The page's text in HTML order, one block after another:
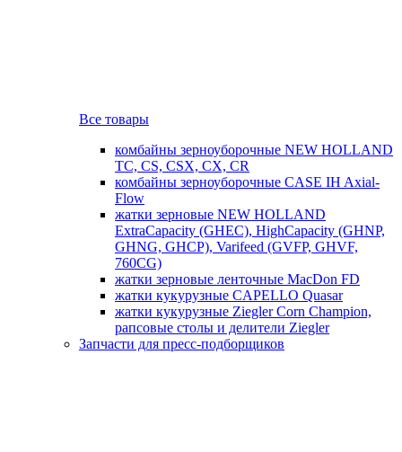
Все товары
комбайны зерноуборочные NEW HOLLAND
TC, CS, CSX, CX, CR
комбайны зерноуборочные CASE IH Axial-
Flow
жатки зерновые NEW HOLLAND
ExtraCapacity (GHEC), HighCapacity (GHNP,
GHNG, GHCP), Varifeed (GVFP, GHVF,
760CG)
жатки зерновые ленточные MacDon FD
жатки кукурузные CAPELLO Quasar
жатки кукурузные Ziegler Corn Champion,
рапсовые столы и делители Ziegler
Запчасти для пресс-подборщиков